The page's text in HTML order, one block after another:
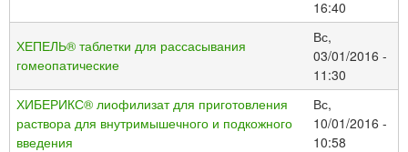
16:40
ХЕПЕЛЬ® таблетки для рассасывания
гомеопатические
Вс,
03/01/2016 -
11:30
ХИБЕРИКС® лиофилизат для приготовления
раствора для внутримышечного и подкожного
введения
Вс,
10/01/2016 -
10:58